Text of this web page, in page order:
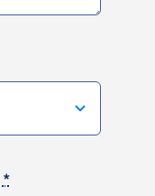
*